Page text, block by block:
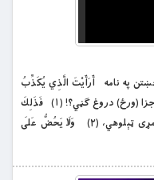
څښتن په نامه أَرَأَيْتَ الَّذِي يُكَذِّبُ
بِالدِّينِ ﴿۱﴾ ايا هغه پېژنې، چې د الله دین او د جزا (ورځ) دروغ ګڼي؟! (۱) فَذَلِكَ
الَّذِي يَدُعُّ الْيَتِيمَ ﴿۲﴾ نو دا هغه دى،چې پلارمړى ټېلوهي، (۲) وَلَا يَحُضُّ عَلَى